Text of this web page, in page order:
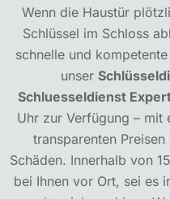
Wenn die Haustür
Schlüssel im Schloss
schnelle und
unser
Schluesseldienst
Uhr zur Verfügung – mit
transparenten
Schäden. Innerhalb von
bei Ihnen vor Ort, sei es